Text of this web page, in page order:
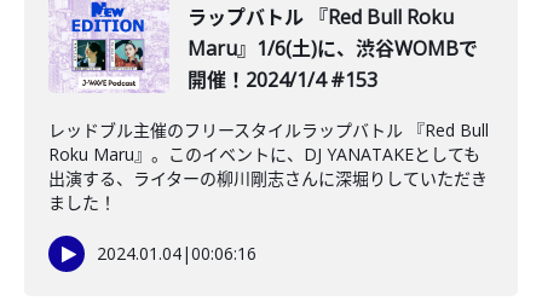
ラップバトル 『Red Bull Roku
Maru』1/6(土)に、渋谷WOMBで
開催！2024/1/4 #153
レッドブル主催のフリースタイルラップバトル 『Red Bull
Roku Maru』。このイベントに、DJ YANATAKEとしても
出演する、ライターの柳川剛志さんに深堀りしていただき
ました！
2024.01.04|00:06:16